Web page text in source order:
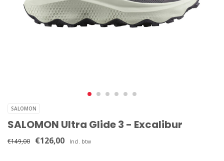
SALOMON
SALOMON Ultra Glide 3 - Excalibur
€149,00 €126,00 Incl. btw